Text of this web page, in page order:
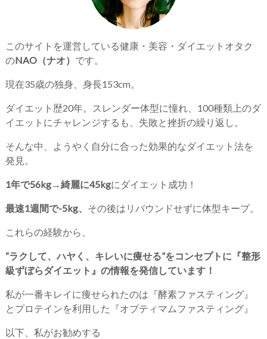
このサイトを運営している健康・美容・ダイエットオタク
のNAO（ナオ） です。
現在35歳の独身、身長153cm。
ダイエット歴20年。スレンダー体型に憧れ、100種類上のダ
イエットにチャレンジするも、失敗と挫折の繰り返し。
そんな中、ようやく自分に合った効果的なダイエット法を
発見。
1年で56kg→綺麗に45kgにダイエット成功！
最速1週間で-5kg、 その後はリバウンドせずに体型キープ。
これらの経験から、
“ラクして、ハヤく、キレいに痩せる”をコンセプトに『整形
級ずぼらダイエット』の情報を発信しています！
私が一番キレイに痩せられたのは『酵素ファスティング』
とプロテインを利用した『オプティマムファスティング』
以下、私がお勧めする